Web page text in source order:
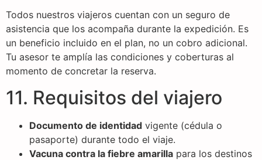
Todos nuestros viajeros cuentan con un seguro de
asistencia que los acompaña durante la expedición. Es
un beneficio incluido en el plan, no un cobro adicional.
Tu asesor te amplía las condiciones y coberturas al
momento de concretar la reserva.
11. Requisitos del viajero
Documento de identidad vigente (cédula o
pasaporte) durante todo el viaje.
Vacuna contra la fiebre amarilla para los destinos